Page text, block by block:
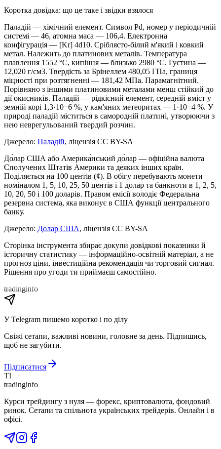
Коротка довідка: що це таке і звідки взялося
Паладій — хімічний елемент. Символ Pd, номер у періодичній
системі — 46, атомна маса — 106,4. Електронна
конфігурація — [Kr] 4d10. Сріблясто-білий м'який і ковкий
метал. Належить до платинових металів. Температура
плавлення 1552 °C, кипіння — близько 2980 °C. Густина —
12,020 г/см3. Твердість за Брінеллем 480,05 ГПа, границя
міцності при розтягненні — 181,42 МПа. Парамагнітний.
Порівняно з іншими платиновими металами менш стійкий до
дії окисників. Паладій — рідкісний елемент, середній вміст у
земній корі 1,3·10−6 %, у кам'яних метеоритах — 1·10−4 %. У
природі паладій міститься в самородній платині, утворюючи з
нею неврегульований твердий розчин.
Джерело: Паладій, ліцензія CC BY-SA
До́лар США або Америка́нський до́лар — офіційна валюта
Сполучених Штатів Америки та деяких інших країн.
Поділяється на 100 центів (¢). В обігу перебувають монети
номіналом 1, 5, 10, 25, 50 центів і 1 долар та банкноти в 1, 2, 5,
10, 20, 50 і 100 доларів. Правом емісії володіє Федеральна
резервна система, яка виконує в США функції центрального
банку.
Джерело: Долар США, ліцензія CC BY-SA
Сторінка інструмента збирає докупи довідкові показники й
історичну статистику — інформаційно-освітній матеріал, а не
прогноз ціни, інвестиційна рекомендація чи торговий сигнал.
Рішення про угоди ти приймаєш самостійно.
tradinginfo
У Telegram пишемо коротко і по ділу
Свіжі сетапи, важливі новини, головне за день. Підпишись,
щоб не загубити.
Підписатися
TI
tradinginfo
Курси трейдингу з нуля — форекс, криптовалюта, фондовий
ринок. Сетапи та спільнота українських трейдерів. Онлайн і в
офісі.